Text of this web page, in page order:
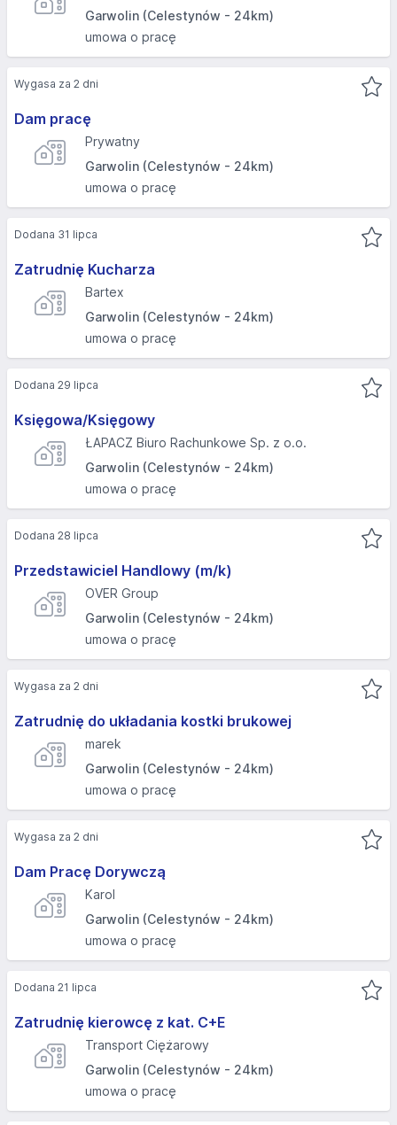
Garwolin (Celestynów - 24km)
umowa o pracę
Dam pracę
Prywatny
Garwolin (Celestynów - 24km)
umowa o pracę
Wygasa za 2 dni
Zatrudnię Kucharza
Bartex
Garwolin (Celestynów - 24km)
umowa o pracę
Dodana 31 lipca
Księgowa/Księgowy
ŁAPACZ Biuro Rachunkowe Sp. z o.o.
Garwolin (Celestynów - 24km)
umowa o pracę
Dodana 29 lipca
Przedstawiciel Handlowy (m/k)
OVER Group
Garwolin (Celestynów - 24km)
umowa o pracę
Dodana 28 lipca
Zatrudnię do układania kostki brukowej
marek
Garwolin (Celestynów - 24km)
umowa o pracę
Wygasa za 2 dni
Dam Pracę Dorywczą
Karol
Garwolin (Celestynów - 24km)
umowa o pracę
Wygasa za 2 dni
Zatrudnię kierowcę z kat. C+E
Transport Ciężarowy
Garwolin (Celestynów - 24km)
umowa o pracę
Dodana 21 lipca